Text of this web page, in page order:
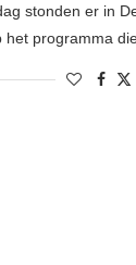
stonden er in
het programma